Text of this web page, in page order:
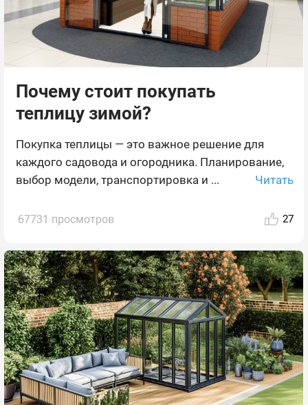
Почему стоит покупать
теплицу зимой?
Покупка теплицы — это важное решение для
каждого садовода и огородника. Планирование,
выбор модели, транспортировка и ...
Читать
67731 просмотров 27